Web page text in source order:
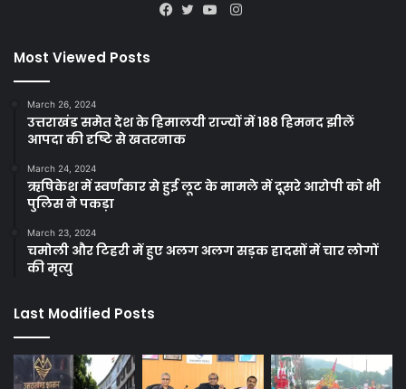
Instagram
Most Viewed Posts
March 26, 2024
उत्तराखंड समेत देश के हिमालयी राज्यों में 188 हिमनद झीलें
आपदा की दृष्टि से खतरनाक
March 24, 2024
ऋषिकेश में स्वर्णकार से हुई लूट के मामले में दूसरे आरोपी को भी
पुलिस ने पकड़ा
March 23, 2024
चमोली और टिहरी में हुए अलग अलग सड़क हादसों में चार लोगों
की मृत्यु
Last Modified Posts